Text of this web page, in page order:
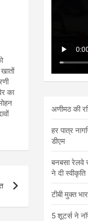
का
अणीमठ की
हर पात्र
डीएम
बनबसा रेलवे
ने दी स्वीकृति
टीबी मुक्त
5 शूटर्स ने